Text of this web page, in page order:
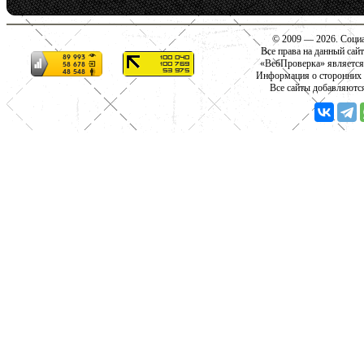
© 2009 — 2026.
Все права на данный
«ВебПроверка»
Информация о сторонних
Все сайты